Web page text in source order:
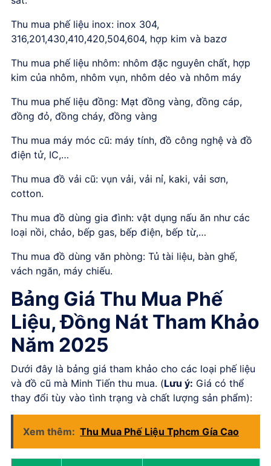
Thu mua phế liệu inox: inox 304,
316,201,430,410,420,504,604, hợp kim và bazơ
Thu mua phế liệu nhôm: nhôm đặc nguyên chất, hợp
kim của nhôm, nhôm vụn, nhôm dẻo và nhôm máy
Thu mua phế liệu đồng: Mạt đồng vàng, đồng cáp,
đồng đỏ, đồng cháy, đồng vàng
Thu mua máy móc cũ: máy tính, đồ công nghệ và đồ
điện tử, IC,…
Thu mua đồ vải cũ: vụn vải, vải nỉ, kaki, vải sơn,
cotton.
Thu mua đồ dùng gia đình: vật dụng nấu ăn như các
loại nồi, chảo, bếp gas, bếp điện, bếp từ,…
Thu mua đồ dùng văn phòng: Tủ tài liệu, bàn ghế,
vách ngăn, máy chiếu.
Bảng Giá Thu Mua Phế
Liệu, Đồng Nát Tham Khảo
Năm 2025
Dưới đây là bảng giá tham khảo cho các loại phế liệu
và đồ cũ mà Minh Tiến thu mua. (Lưu ý: Giá có thể
thay đổi tùy vào tình trạng và chất lượng sản phẩm):
Xem thêm: Thu Mua Phế Liệu Tphcm Gía Cao